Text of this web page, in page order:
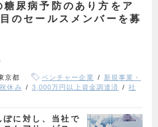
糖尿病予防のあり方をア
のセールスメンバーを募
京都 ベンチャー企業
新規事業・
休み 3,000万円以上資金調達済
社
に対し、当社で